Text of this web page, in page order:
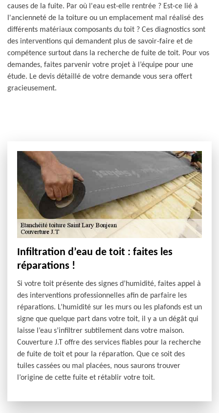
causes de la fuite. Par où l'eau est-elle rentrée ? Est-ce lié à
l'ancienneté de la toiture ou un emplacement mal réalisé des
différents matériaux composants du toit ? Ces diagnostics sont
des interventions qui demandent plus de savoir-faire et de
compétence surtout dans la recherche de fuite de toit. Pour vos
demandes, faites parvenir votre projet à l’équipe pour une
étude. Le devis détaillé de votre demande vous sera offert
gracieusement.
Infiltration d’eau de toit : faites les
réparations !
Si votre toit présente des signes d’humidité, faites appel à
des interventions professionnelles afin de parfaire les
réparations. L’humidité sur les murs ou les plafonds est un
signe que quelque part dans votre toit, il y a un dégât qui
laisse l’eau s’infiltrer subtilement dans votre maison.
Couverture J.T offre des services fiables pour la recherche
de fuite de toit et pour la réparation. Que ce soit des
tuiles cassées ou mal placées, nous saurons trouver
l’origine de cette fuite et rétablir votre toit.